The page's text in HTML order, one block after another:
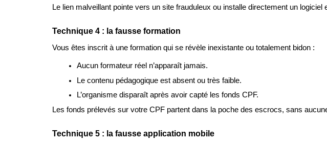
Le lien malveillant pointe vers un site frauduleux ou installe directement un logiciel
Technique 4 : la fausse formation
Vous êtes inscrit à une formation qui se révèle inexistante ou totalement bidon :
Aucun formateur réel n’apparaît jamais.
Le contenu pédagogique est absent ou très faible.
L’organisme disparaît après avoir capté les fonds CPF.
Les fonds prélevés sur votre CPF partent dans la poche des escrocs, sans
Technique 5 : la fausse application mobile